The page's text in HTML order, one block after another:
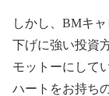
しかし、BMキ
下げに強い投資
モットーにして
ハートをお持ち